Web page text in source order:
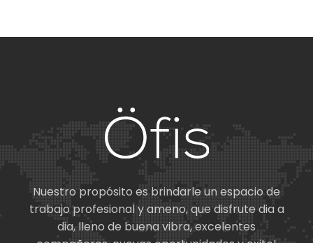
Nuestro propósito es brindarle un espacio de
trabajo profesional y ameno, que disfrute dia a
dia, lleno de buena vibra, excelentes